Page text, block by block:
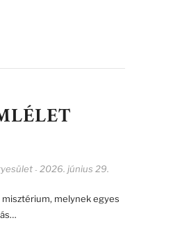
- 2026. június 29.
melynek egyes